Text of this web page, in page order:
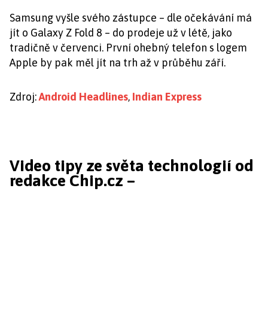
Samsung vyšle svého zástupce – dle očekávání má
jít o Galaxy Z Fold 8 – do prodeje už v létě, jako
tradičně v červenci. První ohebný telefon s logem
Apple by pak měl jít na trh až v průběhu září.
Zdroj:Android Headlines, Indian Express
Video tipy ze světa technologií od
redakce Chip.cz –